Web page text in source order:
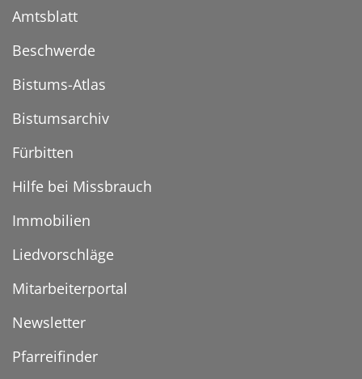
Amtsblatt
Beschwerde
Bistums-Atlas
Bistumsarchiv
Fürbitten
Hilfe bei Missbrauch
Immobilien
Liedvorschläge
Mitarbeiterportal
Newsletter
Pfarreifinder